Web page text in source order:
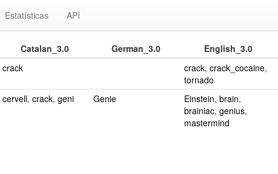
Estatísticas API
Catalan_3.0 German_3.0 English_3.0
crack
crack, crack_cocaine,
tornado
cervell, crack, geni Genie Einstein, brain,
brainiac, genius,
mastermind